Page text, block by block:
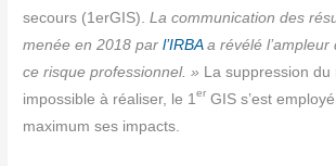
secours (1erGIS). La com­mu­ni­ca­tion des
menée en 2018 parl’IRBAa révé­lé l’ampleur
ce risque pro­fes­sion­nel. » La sup­pres­sion du
impos­sible à réa­li­ser, le 1er GIS s’est
maxi­mum ses impacts.